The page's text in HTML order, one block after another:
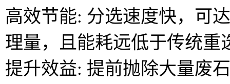
高效节能: 分选速度快，可
理量，且能耗远低于传统重
提升效益: 提前抛除大量废